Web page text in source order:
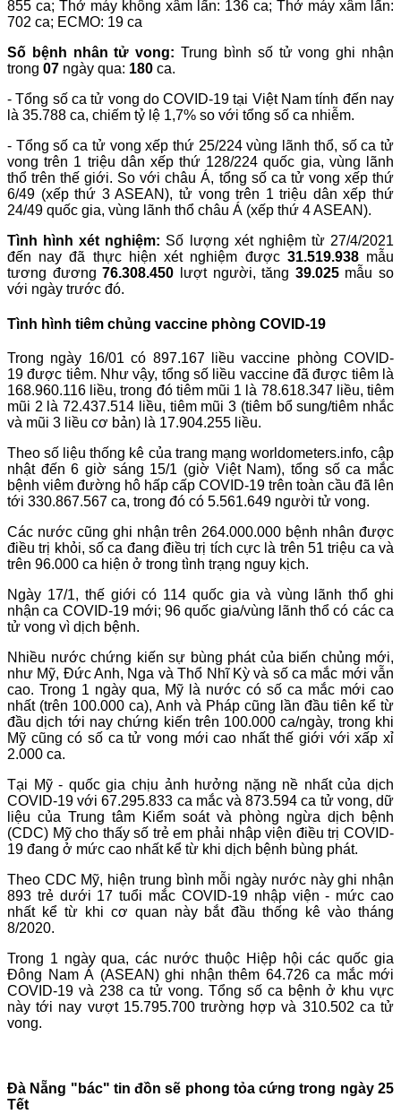
855 ca; Thở máy không xâm lấn: 136 ca; Thở máy xâm lấn:
702 ca; ECMO: 19 ca
Số bệnh nhân tử vong:Trung bình số tử vong ghi nhận
trong 07 ngày qua: 180 ca.
- Tổng số ca tử vong do COVID-19 tại Việt Nam tính đến nay
là 35.788 ca, chiếm tỷ lệ 1,7% so với tổng số ca nhiễm.
- Tổng số ca tử vong xếp thứ 25/224 vùng lãnh thổ, số ca tử
vong trên 1 triệu dân xếp thứ 128/224 quốc gia, vùng lãnh
thổ trên thế giới. So với châu Á, tổng số ca tử vong xếp thứ
6/49 (xếp thứ 3 ASEAN), tử vong trên 1 triệu dân xếp thứ
24/49 quốc gia, vùng lãnh thổ châu Á (xếp thứ 4 ASEAN).
Tình hình xét nghiệm: Số lượng xét nghiệm từ 27/4/2021
đến nay đã thực hiện xét nghiệm được 31.519.938mẫu
tương đương76.308.450 lượt người, tăng 39.025mẫu so
với ngày trước đó.
Tình hình tiêm chủng vaccine phòng COVID-19
Trong ngày 16/01 có 897.167 liều vaccine phòng COVID-
19 được tiêm. Như vậy, tổng số liều vaccine đã được tiêm là
168.960.116 liều, trong đó tiêm mũi 1 là 78.618.347 liều, tiêm
mũi 2 là 72.437.514 liều, tiêm mũi 3 (tiêm bổ sung/tiêm nhắc
và mũi 3 liều cơ bản) là 17.904.255 liều.
Theo số liệu thống kê của trang mạng worldometers.info, cập
nhật đến 6 giờ sáng 15/1 (giờ Việt Nam), tổng số ca mắc
bệnh viêm đường hô hấp cấp COVID-19 trên toàn cầu đã lên
tới 330.867.567 ca, trong đó có 5.561.649 người tử vong.
Các nước cũng ghi nhận trên 264.000.000 bệnh nhân được
điều trị khỏi, số ca đang điều trị tích cực là trên 51 triệu ca và
trên 96.000 ca hiện ở trong tình trạng nguy kịch.
Ngày 17/1, thế giới có 114 quốc gia và vùng lãnh thổ ghi
nhận ca COVID-19 mới; 96 quốc gia/vùng lãnh thổ có các ca
tử vong vì dịch bệnh.
Nhiều nước chứng kiến sự bùng phát của biến chủng mới,
như Mỹ, Đức Anh, Nga và Thổ Nhĩ Kỳ và số ca mắc mới vẫn
cao. Trong 1 ngày qua, Mỹ là nước có số ca mắc mới cao
nhất (trên 100.000 ca), Anh và Pháp cũng lần đầu tiên kể từ
đầu dịch tới nay chứng kiến trên 100.000 ca/ngày, trong khi
Mỹ cũng có số ca tử vong mới cao nhất thế giới với xấp xỉ
2.000 ca.
Tại Mỹ - quốc gia chịu ảnh hưởng nặng nề nhất của dịch
COVID-19 với 67.295.833 ca mắc và 873.594 ca tử vong, dữ
liệu của Trung tâm Kiểm soát và phòng ngừa dịch bệnh
(CDC) Mỹ cho thấy số trẻ em phải nhập viện điều trị COVID-
19 đang ở mức cao nhất kể từ khi dịch bệnh bùng phát.
Theo CDC Mỹ, hiện trung bình mỗi ngày nước này ghi nhận
893 trẻ dưới 17 tuổi mắc COVID-19 nhập viện - mức cao
nhất kể từ khi cơ quan này bắt đầu thống kê vào tháng
8/2020.
Trong 1 ngày qua, các nước thuộc Hiệp hội các quốc gia
Đông Nam Á (ASEAN) ghi nhận thêm 64.726 ca mắc mới
COVID-19 và 238 ca tử vong. Tổng số ca bệnh ở khu vực
này tới nay vượt 15.795.700 trường hợp và 310.502 ca tử
vong.
Đà Nẵng "bác" tin đồn sẽ phong tỏa cứng trong ngày 25
Tết